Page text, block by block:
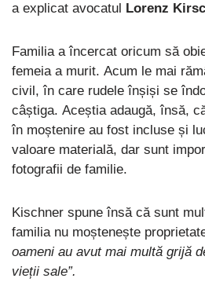
a explicat avocatul Lorenz
Familia a încercat oricum să
femeia a murit. Acum le mai
civil, în care rudele înșiși se
câștiga. Aceștia adaugă, însă,
în moștenire au fost incluse și
valoare materială, dar sunt
fotografii de familie.
Kischner spune însă că sunt
familia nu moștenește
oameni au avut mai multă grijă
vieții sale”.